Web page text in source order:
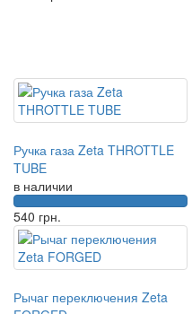
Ручка газа Zeta THROTTLE
TUBE
в наличии
540 грн.
Рычаг переключения Zeta